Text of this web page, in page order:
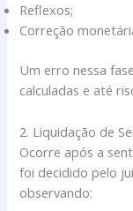
Reflexos;
Correção
Um erro nessa
calculadas e até
2. Liquidação de
Ocorre após a
foi decidido pelo
observando: